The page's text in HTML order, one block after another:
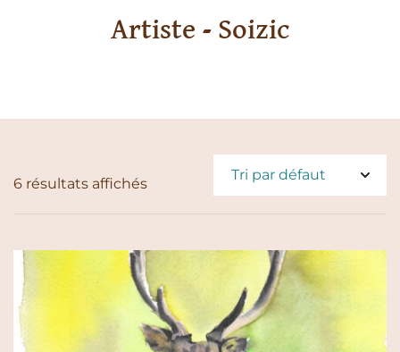
Artiste - Soizic
6 résultats affichés